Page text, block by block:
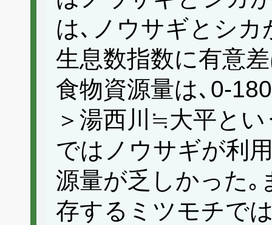
は､ノウサギとシカ
生息数指数に有意
食物資源量は､0-
＞湯西川≒大平と
ではノウサギが利
源量が乏しかった｡
存するミツモチで